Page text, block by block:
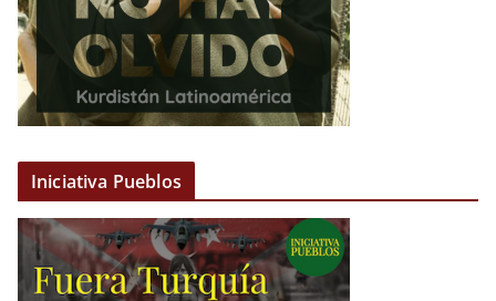
Iniciativa Pueblos